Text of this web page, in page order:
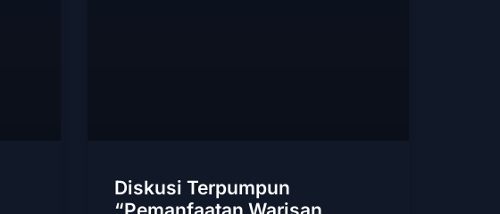
Diskusi Terpumpun